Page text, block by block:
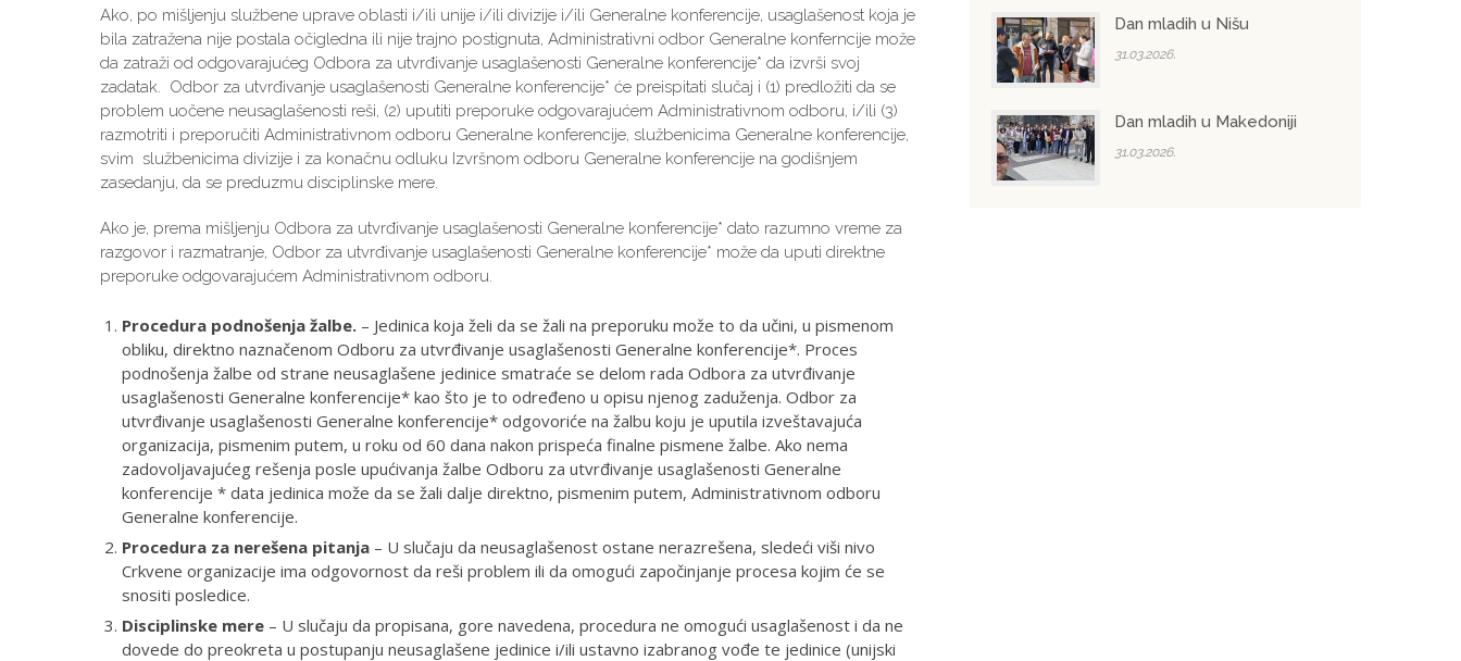
Ako, po mišljenju službene uprave oblasti i/ili unije i/ili divizije i/ili Generalne konferencije, usaglašenost koja je
bila zatražena nije postala očigledna ili nije trajno postignuta, Administrativni odbor Generalne konferncije može
da zatraži od odgovarajućeg Odbora za utvrđivanje usaglašenosti Generalne konferencije* da izvrši svoj
zadatak. Odbor za utvrđivanje usaglašenosti Generalne konferencije* će preispitati slučaj i (1) predložiti da se
problem uočene neusaglašenosti reši, (2) uputiti preporuke odgovarajućem Administrativnom odboru, i/ili (3)
razmotriti i preporučiti Administrativnom odboru Generalne konferencije, službenicima Generalne konferencije,
svim službenicima divizije i za konačnu odluku Izvršnom odboru Generalne konferencije na godišnjem
zasedanju, da se preduzmu disciplinske mere.
Ako je, prema mišljenju Odbora za utvrđivanje usaglašenosti Generalne konferencije* dato razumno vreme za
razgovor i razmatranje, Odbor za utvrđivanje usaglašenosti Generalne konferencije* može da uputi direktne
preporuke odgovarajućem Administrativnom odboru.
Procedura podnošenja žalbe. – Jedinica koja želi da se žali na preporuku može to da učini, u pismenom
obliku, direktno naznačenom Odboru za utvrđivanje usaglašenosti Generalne konferencije*. Proces
podnošenja žalbe od strane neusaglašene jedinice smatraće se delom rada Odbora za utvrđivanje
usaglašenosti Generalne konferencije* kao što je to određeno u opisu njenog zaduženja. Odbor za
utvrđivanje usaglašenosti Generalne konferencije* odgovoriće na žalbu koju je uputila izveštavajuća
organizacija, pismenim putem, u roku od 60 dana nakon prispeća finalne pismene žalbe. Ako nema
zadovoljavajućeg rešenja posle upućivanja žalbe Odboru za utvrđivanje usaglašenosti Generalne
konferencije * data jedinica može da se žali dalje direktno, pismenim putem, Administrativnom odboru
Generalne konferencije.
Procedura za nerešena pitanja – U slučaju da neusaglašenost ostane nerazrešena, sledeći viši nivo
Crkvene organizacije ima odgovornost da reši problem ili da omogući započinjanje procesa kojim će se
snositi posledice.
Disciplinske mere – U slučaju da propisana, gore navedena, procedura ne omogući usaglašenost i da ne
dovede do preokreta u postupanju neusaglašene jedinice i/ili ustavno izabranog vođe te jedinice (unijski
Dan mladih u Nišu
31.03.2026.
Dan mladih u Makedoniji
31.03.2026.